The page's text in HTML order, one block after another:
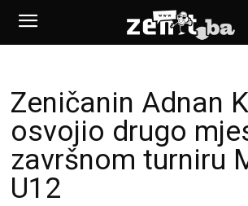
Zeničanin Adnan
osvojio drugo
završnom turniru
U12